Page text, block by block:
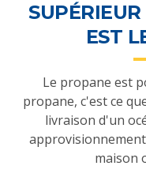
EST
Le propane est
propane, c'est ce
livraison d'un
maison